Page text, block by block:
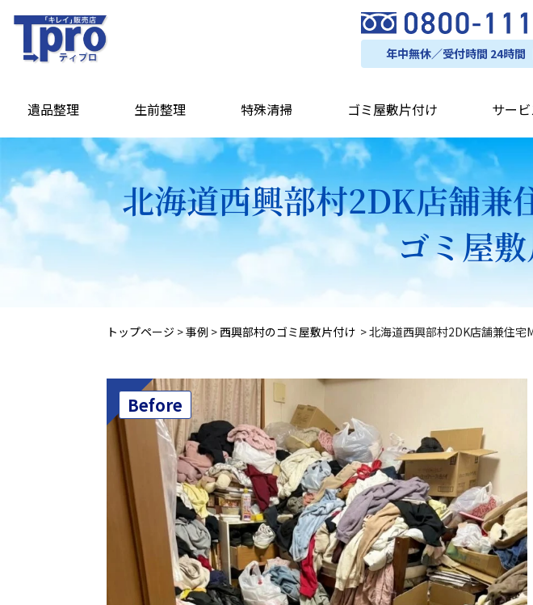
年中無休／受付時間 24時間
遺品整理 生前整理 特殊清掃 ゴミ屋敷片付け サー
北海道西興部村2DK店舗兼
ゴミ屋
トップページ >事例 > 西興部村のゴミ屋敷片付け >北海道西興部村2DK店舗兼住宅
Before